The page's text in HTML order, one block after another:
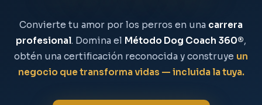
Convierte tu amor por los perros en una carrera
profesional. Domina el Método Dog Coach 360®,
obtén una certificación reconocida y construye un
negocio que transforma vidas — incluida la tuya.